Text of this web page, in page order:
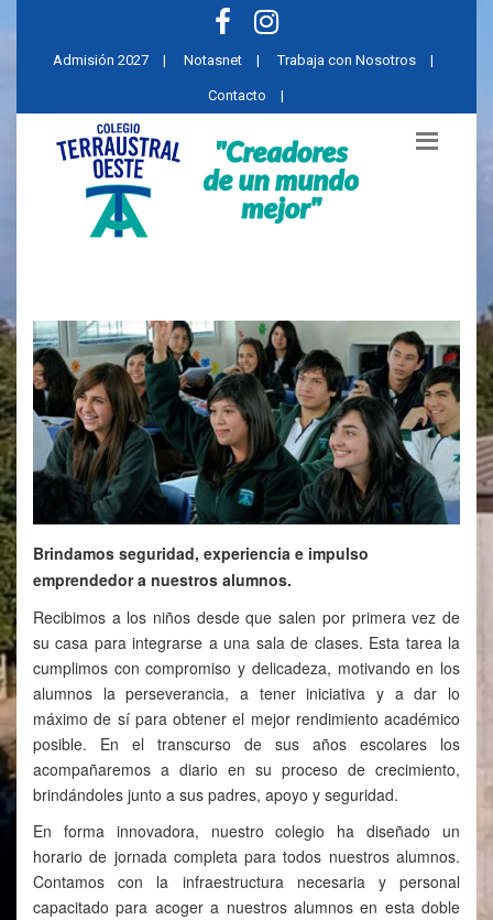
Admisión 2027 | Notasnet | Trabaja con Nosotros |
Contacto |
Brindamos seguridad, experiencia e impulso
emprendedor a nuestros alumnos.
Recibimos a los niños desde que salen por primera vez de
su casa para integrarse a una sala de clases. Esta tarea la
cumplimos con compromiso y delicadeza, motivando en los
alumnos la perseverancia, a tener iniciativa y a dar lo
máximo de sí para obtener el mejor rendimiento académico
posible. En el transcurso de sus años escolares los
acompañaremos a diario en su proceso de crecimiento,
brindándoles junto a sus padres, apoyo y seguridad.
En forma innovadora, nuestro colegio ha diseñado un
horario de jornada completa para todos nuestros alumnos.
Contamos con la infraestructura necesaria y personal
capacitado para acoger a nuestros alumnos en esta doble